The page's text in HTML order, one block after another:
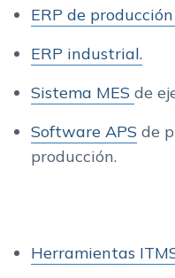
ERP de
ERP industrial.
Sistema MES de
Software APS de
producción.
Herramientas